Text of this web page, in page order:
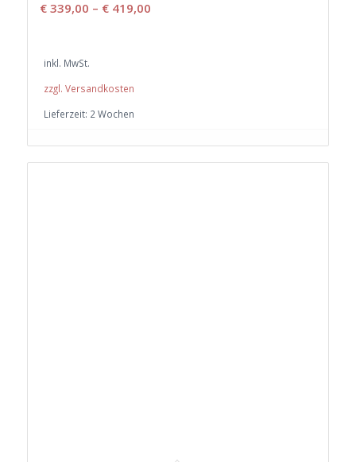
€339,00 – €419,00
inkl. MwSt.
zzgl. Versandkosten
Lieferzeit: 2 Wochen